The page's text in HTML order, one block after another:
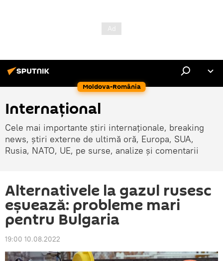
Moldova-România
Internaţional
Cele mai importante știri internaționale, breaking
news, știri externe de ultimă oră, Europa, SUA,
Rusia, NATO, UE, pe surse, analize și comentarii
Alternativele la gazul rusesc
eșuează: probleme mari
pentru Bulgaria
19:00 10.08.2022